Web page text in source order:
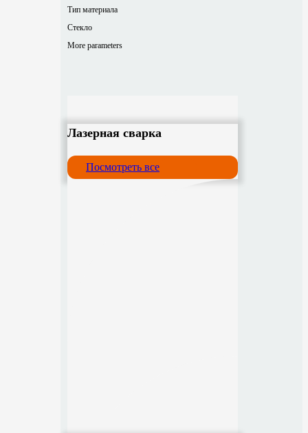
Тип материала
Стекло
More parameters
Лазерная сварка
Посмотреть все